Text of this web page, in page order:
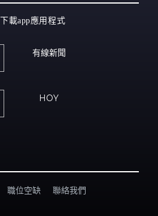
載app應用程式
有線新聞
HOY
職位空缺 聯絡我們